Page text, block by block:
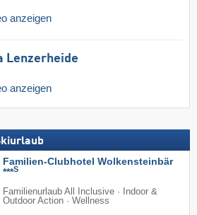
anzeigen
Lenzerheide
anzeigen
Familien-Clubhotel Wolkensteinbär
***S
Familienurlaub All Inclusive · Indoor &
Outdoor Action · Wellness